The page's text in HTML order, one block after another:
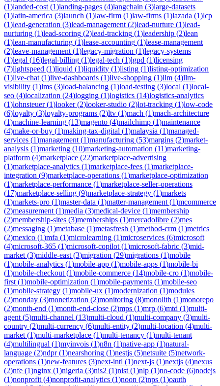
(1)landed-cost (1)landing-pages (4)langchain (3)large-datasets
(1)latin-america (3)launch (1)law-firm (1)law-firms (1)lazada (1)lcp
(1)lead-generation (3)lead-management (2)lead-nurture (1)lead-
nurturing (1)lead-scoring (2)lead-tracking (1)leadership (2)lean
(1)lean-manufacturing (1)lease-accounting (1)lease-management
(2)leave-management (1)legacy-migration (1)legacy-systems
(1)legal (16)legal-billing (1)legal-tech (1)lgpd (1)licensing
(7)lightspeed (1)liquid (1)liquidity (1)listing (1)listing-optimization
(1)live-chat (1)live-dashboards (1)live-shopping (1)llm (4)llm-
visibility (1)lms (3)load-balancing (1)load-testing (3)local (1)local-
seo (4)localization (24)logging (1)logistics (14)logistics-analytics
(1)lohnsteuer(1)looker(2)looker-studio (2)lot-tracking (1)low-code
(6)loyalty (3)loyalty-programs (2)ltv (1)mach (1)mach-architecture
(1)machine-learning (13)magento (4)mailchimp (1)maintenance
(4)make-or-buy (1)making-tax-digital (1)malaysia (1)managed-
services (1)management (1)manufacturing (53)margins (2)market-
analysis (1)marketing (10)marketing-automation (11)marketing-
platform (4)marketplace (22)marketplace-advertising
(1)marketplace-analytics (1)marketplace-fees (1)marketplace-
integration (9)marketplace-operations (1)marketplace-optimization
(1)marketplace-performance (1)marketplace-seller-operations
(17)marketplace-selling (9)marketplace-strategy (1)markets
(1)markets-pro (1)master-data (1)matter-management (1)mcommerce
(2)measurement (1)media (3)medical-device (1)membership
(2)membership-sites (3)memberships (1)mercadolibre (2)mes
(2)messaging (1)metabase (1)metasfresh (1)method-crm (1)metrics
(2)mexico (1)mfa (1)microlearning (1)microservices (6)microsoft
(4)microsoft-365 (1)microsoft-copilot (1)microsoft-fabric (3)mid-
market (3)middle-east (3)migration (29)migrations (1)mobile
(1)mobile-analytics (1)mobile-app (1)mobile-apps (1)mobile-bi
(1)mobile-checkout (1)mobile-commerce (14)mobile-cro (1)mobile-
first (1)mobile-optimization (1)mobile-payments (1)mobile-seo
(1)mobile-strategy (1)mobile-ux (1)modernization (1)modules
(2)monday (3)monetization (2)monitoring (8)monolith (1)monorepo
(2)month-end (1)month-end-close (2)mps (1)mrp (6)mtd (1)multi-
agent (5)multi-channel (13)multi-cloud (1)multi-company (3)multi-
country (2)multi-currency (6)multi-entity (2)multi-location (4)multi-
market (1)multi-marketplace (1)multi-tenancy (1)multi-tenant
(4)multilingual (1)myinvois (1)n8n (1)native-app (1)natural-
language (2)ndpr(1)nearshoring (1)nestjs (5)netsuite (5)network-
operations (1)new-features (3)next-intl (1)next-js (1)nextjs (4)nexus
(2)nfe (1)nginx (1)nigeria (3)nis2 (1)nist (1)nlp (1)no-code (6)nodejs
(1)nonprofit (4)nonprofit-analytics (1)noon (2)nps (1)oauth